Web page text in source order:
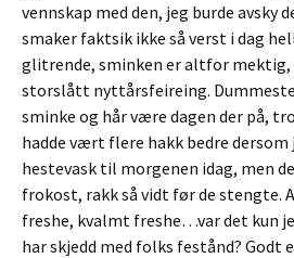
vennskap med den, jeg burde avsky
smaker faktsik ikke så verst i dag
glitrende, sminken er altfor
storslått nyttårsfeireing.
sminke og hår være dagen der på,
hadde vært flere hakk bedre
hestevask til morgenen idag, men
frokost, rakk så vidt før de stengte.
freshe, kvalmt freshe…var det kun
har skjedd med folks festånd? Godt